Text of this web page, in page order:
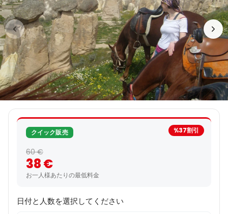
%37割引
クイック販売
60 €
38 €
お一人様あたりの最低料金
日付と人数を選択してください